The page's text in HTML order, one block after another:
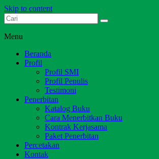
Skip to content
Dari Jambi untuk Indonesia
Menu
Beranda
Profil
Profil SMI
Profil Penulis
Testimoni
Penerbitan
Katalog Buku
Cara Menerbitkan Buku
Kontrak Kerjasama
Paket Penerbitan
Percetakan
Kontak